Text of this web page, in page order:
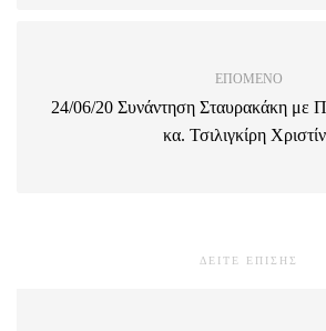
ΕΠΌΜΕΝΟ
24/06/20 Συνάντηση Σταυρακάκη με
κα. Τσιλιγκίρη
ΔΕΙΤΕ ΕΠΙΣΗΣ